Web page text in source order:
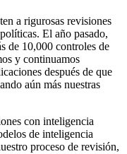
a rigurosas revisiones
El año pasado,
de 10,000 controles de
y continuamos
después de que
aún más nuestras
con inteligencia
de inteligencia
proceso de revisión,